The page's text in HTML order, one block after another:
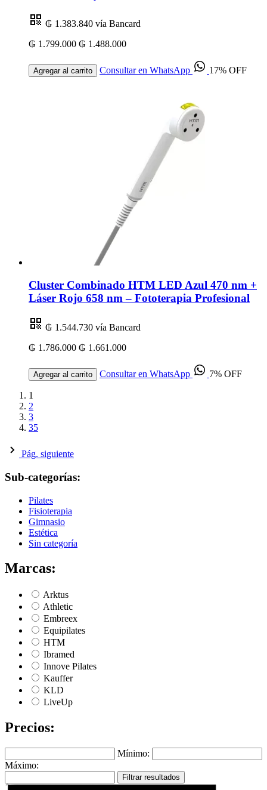
₲ 1.383.840 vía Bancard
₲ 1.799.000 ₲ 1.488.000
Agregar al carrito Consultar en WhatsApp 17% OFF
Cluster Combinado HTM LED Azul 470 nm +
Láser Rojo 658 nm – Fototerapia Profesional
₲ 1.544.730 vía Bancard
₲ 1.786.000 ₲ 1.661.000
Agregar al carrito Consultar en WhatsApp 7% OFF
1
2
3
35
Pág. siguiente
Sub-categorías:
Pilates
Fisioterapia
Gimnasio
Estética
Sin categoría
Marcas:
Arktus
Athletic
Embreex
Equipilates
HTM
Ibramed
Innove Pilates
Kauffer
KLD
LiveUp
Precios:
Mínimo:
Máximo:
Filtrar resultados